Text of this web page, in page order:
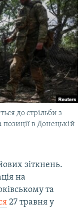
до стрільби з
позиції в Донецькій
зіткнень.
на
та
27 травня у